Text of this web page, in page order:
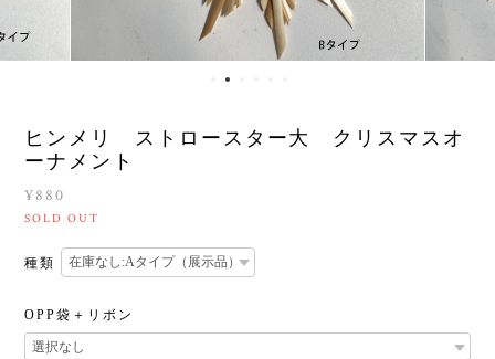
ヒンメリ ストロースター大 クリスマスオ
ーナメント
¥880
SOLD OUT
種類
OPP袋＋リボン